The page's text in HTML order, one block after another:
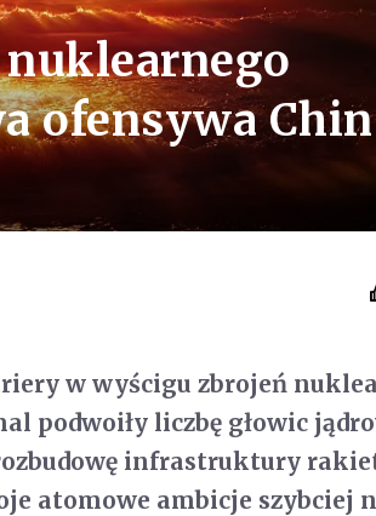
ofensywa Chin
w wyścigu zbrojeń
podwoiły liczbę głowic
infrastruktury
atomowe ambicje szybciej